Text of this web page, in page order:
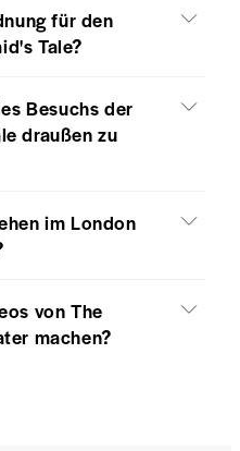
für den
Tale?
Besuchs der
draußen zu
im London
von The
machen?